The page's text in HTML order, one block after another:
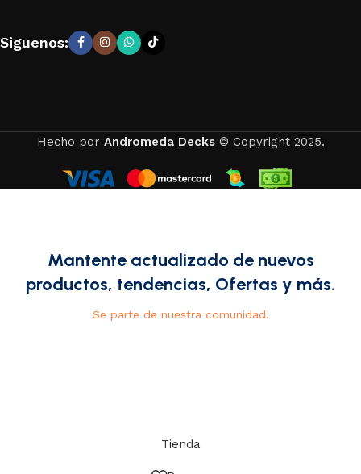
Siguenos:
Hecho por Andromeda Decks© Copyright 2025.
Mantente actualizado de nuevos
productos, tendencias, Ofertas y más.
Se parte de nuestra comunidad.
Tienda